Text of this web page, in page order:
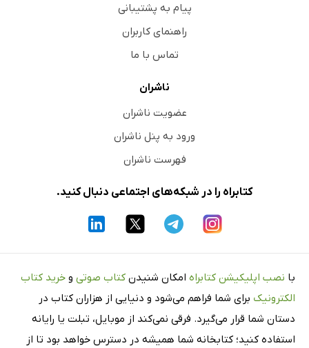
پیام به پشتیبانی
راهنمای کاربران
تماس با ما
ناشران
عضویت ناشران
ورود به پنل ناشران
فهرست ناشران
کتابراه را در شبکه‌های اجتماعی دنبال کنید.
با نصب اپلیکیشن کتابراه امکان شنیدن کتاب صوتی و خرید کتاب
الکترونیک برای شما فراهم می‌شود و دنیایی از هزاران کتاب در
دستان شما قرار می‌گیرد. فرقی نمی‌کند از موبایل، تبلت یا رایانه
استفاده کنید؛ کتابخانه شما همیشه در دسترس خواهد بود تا از